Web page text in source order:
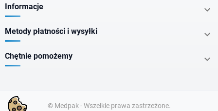
Informacje 
Metody płatności i wysyłki 
Chętnie pomożemy 
© Medpak - Wszelkie prawa zastrzeżone.